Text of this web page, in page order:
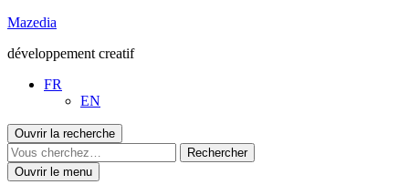
Aller
contenu
Mazedia
développement creatif
FR
EN
Ouvrir la recherche
Ouvrir le menu